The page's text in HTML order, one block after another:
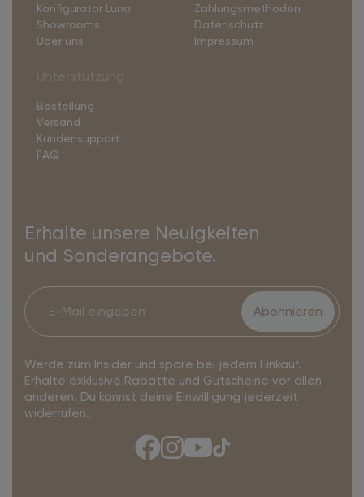
Konfigurator Luno
Showrooms
Über uns
Zahlungsmethoden
Datenschutz
Impressum
Bestellung
Versand
Kundensupport
FAQ
Erhalte unsere Neuigkeiten
und Sonderangebote.
Abonnieren
Werde zum Insider und spare bei jedem Einkauf.
Erhalte exklusive Rabatte und Gutscheine vor allen
anderen. Du kannst deine Einwilligung jederzeit
widerrufen.